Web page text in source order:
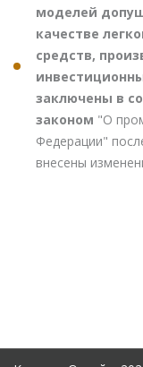
моделей
качестве
средств,
заключены в
законом "О
Федерации"
внесены